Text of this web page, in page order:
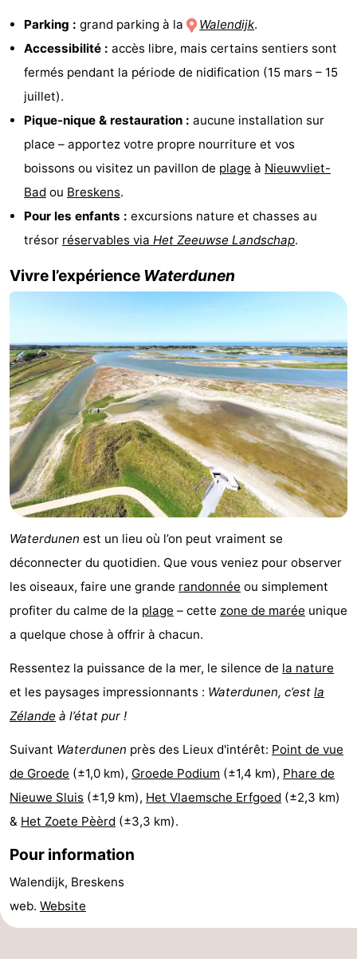
Het
Zwin
Occidentale
-
Bruges
Gand
La
côte
Knokke-
Heist
Zeebrugge
Blankenberge
Wenduine
Météo
Parking : grand parking à la Walendijk.
Accessibilité : accès libre, mais certains sentiers sont
fermés pendant la période de nidification (15 mars – 15
juillet).
Pique-nique & restauration : aucune installation sur
place – apportez votre propre nourriture et vos
boissons ou visitez un pavillon de plage à Nieuwvliet-
Bad ou Breskens.
Pour les enfants : excursions nature et chasses au
trésor réservables via Het Zeeuwse Landschap.
Vivre l’expérience Waterdunen
Waterdunen est un lieu où l’on peut vraiment se
déconnecter du quotidien. Que vous veniez pour observer
les oiseaux, faire une grande randonnée ou simplement
profiter du calme de la plage – cette zone de marée unique
a quelque chose à offrir à chacun.
Ressentez la puissance de la mer, le silence de la nature
et les paysages impressionnants : Waterdunen, c’est la
Zélande à l’état pur !
Suivant Waterdunen près des Lieux d'intérêt: Point de vue
de Groede (±1,0 km), Groede Podium (±1,4 km), Phare de
Nieuwe Sluis (±1,9 km), Het Vlaemsche Erfgoed (±2,3 km)
& Het Zoete Pèèrd (±3,3 km).
Pour information
Walendijk, Breskens
web. Website